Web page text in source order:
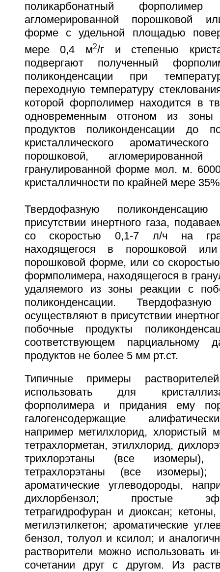
поликарбонатный
агломерированной порошковой
форме с удельной площадью
мере 0,4 м2/г и степенью
подвергают полученный
поликонденсации при
переходную температуру
которой форполимер находится в
одновременным отгоном из зоны
продуктов поликонденсации до
кристаллического
порошковой,
гранулированной форме мол. м.
кристалличности по крайней мере 35%
Твердофазную
присутствии инертного газа,
со скоростью 0,1-7 л/ч на
находящегося в порошковой или
порошковой форме, или со
формполимера, находящегося в
удаляемого из зоны реакции с
поликонденсации.
осуществляют в присутствии
побочные продукты
соответствующем парциальному
продуктов не более 5 мм рт.ст.
Типичные примеры
использовать для
форполимера и придания ему
галогенсодержащие
например метилхлорид, хлористый
тетрахлорметан, этилхлорид,
трихлорэтаны (все изомеры),
тетрахлорэтаны (все изомеры);
ароматические углеводороды,
дихлорбензол; простые
тетрагидрофуран и диоксан;
метилэтилкетон; ароматические
бензол, толуол и ксилол; и
растворители можно использовать
сочетании друг с другом. Из